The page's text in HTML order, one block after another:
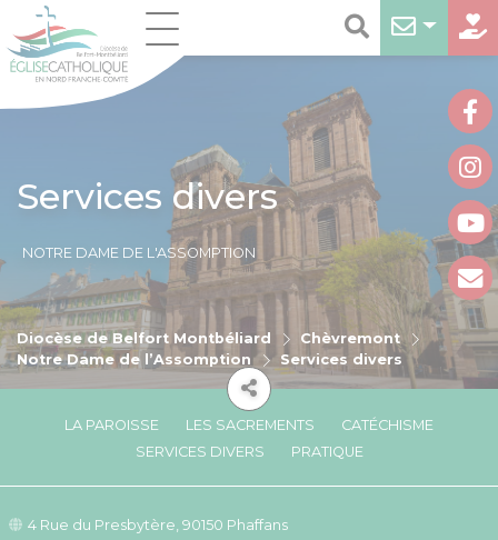
Services divers
NOTRE DAME DE L'ASSOMPTION
Diocèse de Belfort Montbéliard
Chèvremont
Notre Dame de l’Assomption
Services divers
LA PAROISSE LES SACREMENTS
CATÉCHISME
SERVICES DIVERS
PRATIQUE
4 Rue du Presbytère, 90150 Phaffans